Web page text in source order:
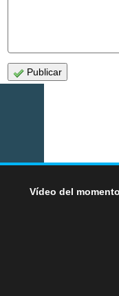
Publicar
Vídeo del